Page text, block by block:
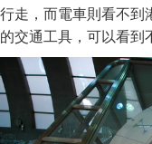
行走，而電車則看不到
的交通工具，可以看到